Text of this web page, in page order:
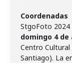
Coordenadas
StgoFoto 2024
domingo 4 de
Centro Cultural
Santiago). La